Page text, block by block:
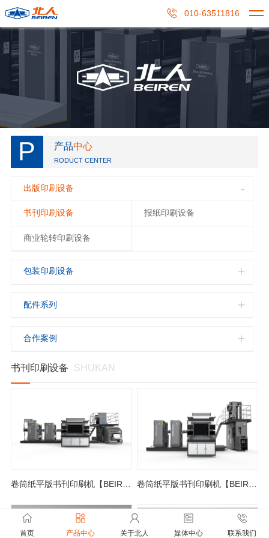
010-63511816
P 产品中心
RODUCT CENTER
出版印刷设备
书刊印刷设备 报纸印刷设备
商业轮转印刷设备
包装印刷设备
配件系列
合作案例
书刊印刷设备 SHUKAN
卷筒纸平版书刊印刷机【BEIREN B624A】 卷筒纸平版书刊印刷机【BEIREN B546C】
首页 产品中心 关于北人 媒体中心 联系我们